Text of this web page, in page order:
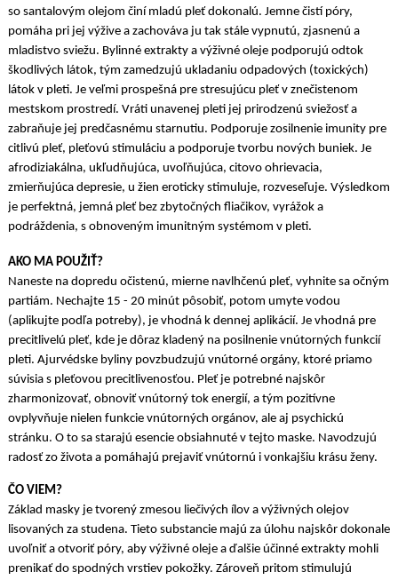
so santalovým olejom činí mladú pleť dokonalú. Jemne čistí póry,
pomáha pri jej výžive a zachováva ju tak stále vypnutú, zjasnenú a
mladistvo sviežu. Bylinné extrakty a výživné oleje podporujú odtok
škodlivých látok, tým zamedzujú ukladaniu odpadových (toxických)
látok v pleti. Je veľmi prospešná pre stresujúcu pleť v znečistenom
mestskom prostredí. Vráti unavenej pleti jej prirodzenú sviežosť a
zabraňuje jej predčasnému starnutiu. Podporuje zosilnenie imunity pre
citlivú pleť, pleťovú stimuláciu a podporuje tvorbu nových buniek. Je
afrodiziakálna, ukľudňujúca, uvoľňujúca, citovo ohrievacia,
zmierňujúca depresie, u žien eroticky stimuluje, rozveseľuje. Výsledkom
je perfektná, jemná pleť bez zbytočných fliačikov, vyrážok a
podráždenia, s obnoveným imunitným systémom v pleti.
AKO MA POUŽIŤ?
Naneste na dopredu očistenú, mierne navlhčenú pleť, vyhnite sa očným
partiám. Nechajte 15 - 20 minút pôsobiť, potom umyte vodou
(aplikujte podľa potreby), je vhodná k dennej aplikácií. Je vhodná pre
precitlivelú pleť, kde je dôraz kladený na posilnenie vnútorných funkcií
pleti. Ajurvédske byliny povzbudzujú vnútorné orgány, ktoré priamo
súvisia s pleťovou precitlivenosťou. Pleť je potrebné najskôr
zharmonizovať, obnoviť vnútorný tok energií, a tým pozitívne
ovplyvňuje nielen funkcie vnútorných orgánov, ale aj psychickú
stránku. O to sa starajú esencie obsiahnuté v tejto maske. Navodzujú
radosť zo života a pomáhajú prejaviť vnútornú i vonkajšiu krásu ženy.
ČO VIEM?
Základ masky je tvorený zmesou liečivých ílov a výživných olejov
lisovaných za studena. Tieto substancie majú za úlohu najskôr dokonale
uvoľniť a otvoriť póry, aby výživné oleje a ďalšie účinné extrakty mohli
prenikať do spodných vrstiev pokožky. Zároveň pritom stimulujú